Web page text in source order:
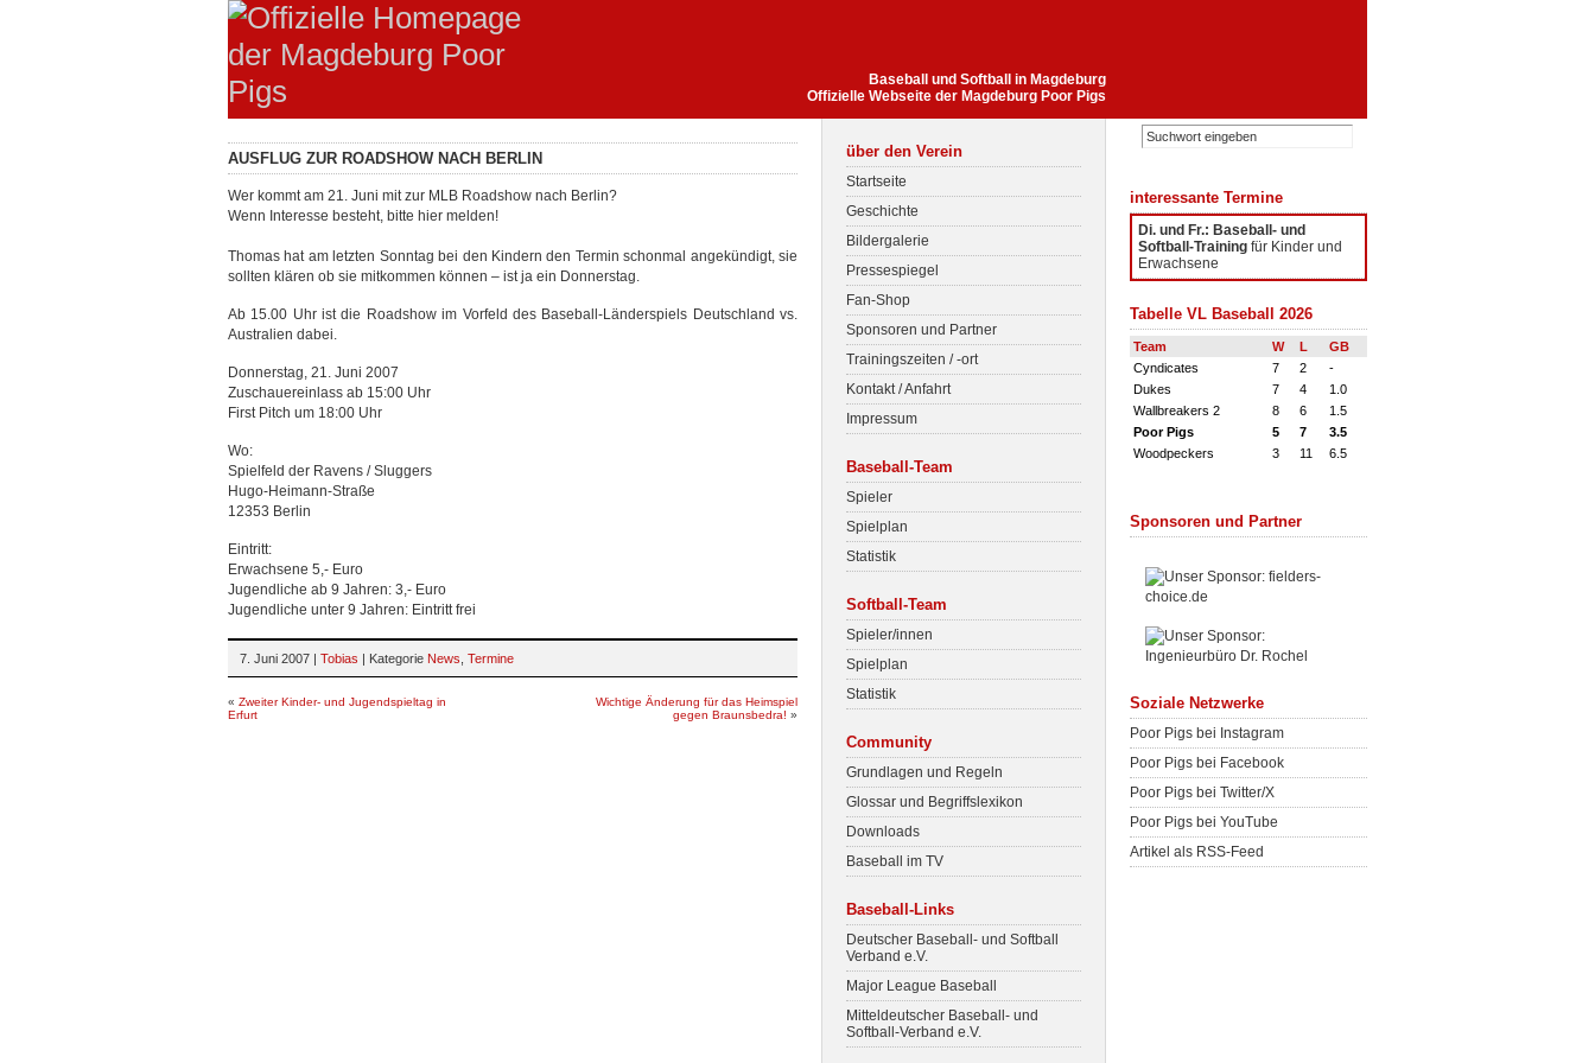
Baseball und Softball in Magdeburg
Offizielle Webseite der Magdeburg Poor Pigs
AUSFLUG ZUR ROADSHOW NACH BERLIN
Wer kommt am 21. Juni mit zur MLB Roadshow nach Berlin?
Wenn Interesse besteht, bitte hier melden!
Thomas hat am letzten Sonntag bei den Kindern den Termin schonmal angekündigt, sie
sollten klären ob sie mitkommen können – ist ja ein Donnerstag.
Ab 15.00 Uhr ist die Roadshow im Vorfeld des Baseball-Länderspiels Deutschland vs.
Australien dabei.
Donnerstag, 21. Juni 2007
Zuschauereinlass ab 15:00 Uhr
First Pitch um 18:00 Uhr
Wo:
Spielfeld der Ravens / Sluggers
Hugo-Heimann-Straße
12353 Berlin
Eintritt:
Erwachsene 5,- Euro
Jugendliche ab 9 Jahren: 3,- Euro
Jugendliche unter 9 Jahren: Eintritt frei
7. Juni 2007 | Tobias | Kategorie News Termine
« Zweiter Kinder- und Jugendspieltag in
Erfurt
Wichtige Änderung für das Heimspiel
gegen Braunsbedra! »
über den Verein
Startseite
Geschichte
Bildergalerie
Pressespiegel
Fan-Shop
Sponsoren und Partner
Trainingszeiten / -ort
Kontakt / Anfahrt
Impressum
Baseball-Team
Spieler
Spielplan
Statistik
Softball-Team
Spieler/innen
Spielplan
Statistik
Community
Grundlagen und Regeln
Glossar und Begriffslexikon
Downloads
Baseball im TV
Baseball-Links
Deutscher Baseball- und Softball
Verband e.V.
Major League Baseball
Mitteldeutscher Baseball- und
Softball-Verband e.V.
interessante Termine
Di. und Fr.: Baseball- und
Softball-Training für Kinder und
Erwachsene
Tabelle VL Baseball 2026
Team W L
GB
Cyndicates
7 2
-
Dukes
7 4
1.0
Wallbreakers 2
8 6
1.5
Poor Pigs
5 7
3.5
Woodpeckers
3 11 6.5
Sponsoren und Partner
Soziale Netzwerke
Poor Pigs bei Instagram
Poor Pigs bei Facebook
Poor Pigs bei Twitter/X
Poor Pigs bei YouTube
Artikel als RSS-Feed